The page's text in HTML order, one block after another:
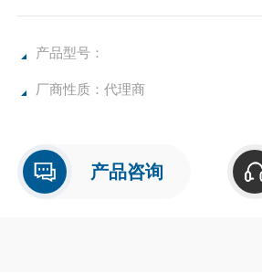
产品型号：
厂商性质：代理商
产品咨询